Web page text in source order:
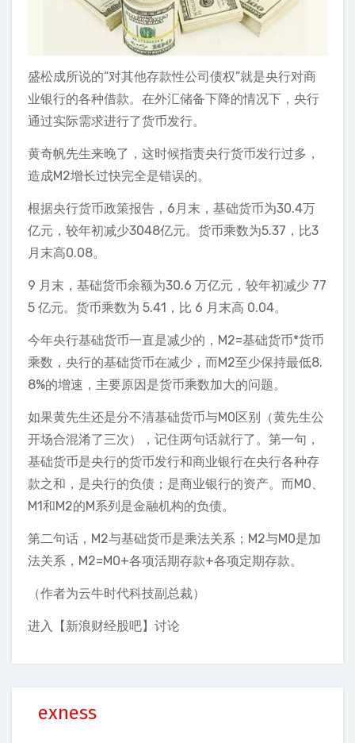
盛松成所说的“对其他存款性公司债权”就是央行对商
业银行的各种借款。在外汇储备下降的情况下，央行
通过实际需求进行了货币发行。
黄奇帆先生来晚了，这时候指责央行货币发行过多，
造成M2增长过快完全是错误的。
根据央行货币政策报告，6月末，基础货币为30.4万
亿元，较年初减少3048亿元。货币乘数为5.37，比3
月末高0.08。
9 月末，基础货币余额为30.6 万亿元，较年初减少 77
5 亿元。货币乘数为 5.41，比 6 月末高 0.04。
今年央行基础货币一直是减少的，M2=基础货币*货币
乘数，央行的基础货币在减少，而M2至少保持最低8.
8%的增速，主要原因是货币乘数加大的问题。
如果黄先生还是分不清基础货币与M0区别（黄先生公
开场合混淆了三次），记住两句话就行了。第一句，
基础货币是央行的货币发行和商业银行在央行各种存
款之和，是央行的负债；是商业银行的资产。而M0、
M1和M2的M系列是金融机构的负债。
第二句话，M2与基础货币是乘法关系；M2与M0是加
法关系，M2=M0+各项活期存款+各项定期存款。
（作者为云牛时代科技副总裁）
进入【新浪财经股吧】讨论
exness